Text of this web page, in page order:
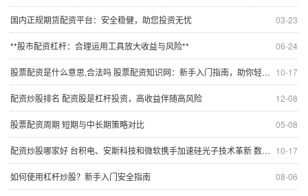
03-23
国内正规期货配资平台：安全稳健，助您投资无忧
06-24
**股市配资杠杆：合理运用工具放大收益与风险**
10-17
股票配资是什么意思,合法吗 股票配资知识网：新手入门指南，助你轻松投资
12-08
配资炒股排名 配资股是杠杆投资，高收益伴随高风险
05-08
股票配资周期 短期与中长期策略对比
10-17
配资炒股哪家好 台积电、安斯科技和微软携手加速硅光子技术革新 数据通信等领域或迎重大飞跃
08-06
如何使用杠杆炒股？新手入门安全指南